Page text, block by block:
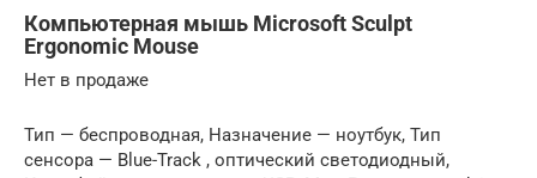
Компьютерная мышь Microsoft Sculpt
Ergonomic Mouse
Нет в продаже
Тип — беспроводная, Назначение — ноутбук, Тип
сенсора — Blue-Track , оптический светодиодный,